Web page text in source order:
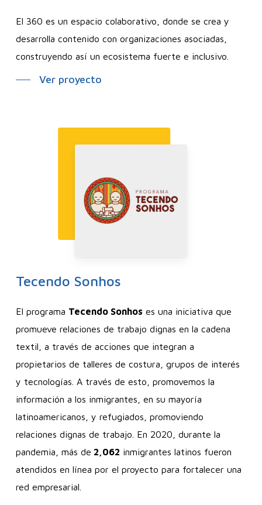
El 360 es un espacio colaborativo, donde se crea y
desarrolla contenido con organizaciones asociadas,
construyendo así un ecosistema fuerte e inclusivo.
Ver proyecto
Tecendo Sonhos
El programa Tecendo Sonhos es una iniciativa que
promueve relaciones de trabajo dignas en la cadena
textil, a través de acciones que integran a
propietarios de talleres de costura, grupos de interés
y tecnologías. A través de esto, promovemos la
información a los inmigrantes, en su mayoría
latinoamericanos, y refugiados, promoviendo
relaciones dignas de trabajo. En 2020, durante la
pandemia, más de 2,062 inmigrantes latinos fueron
atendidos en línea por el proyecto para fortalecer una
red empresarial.